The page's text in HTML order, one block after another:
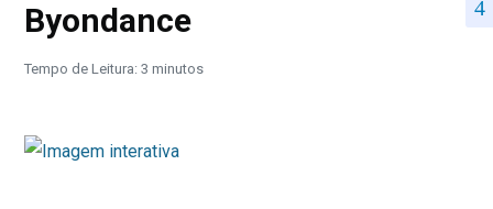
Byondance
Tempo de Leitura: 3 minutos